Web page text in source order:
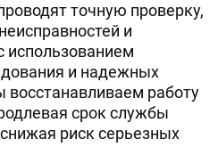
точную проверку,
и
использованием
и надежных
работу
срок службы
риск серьезных